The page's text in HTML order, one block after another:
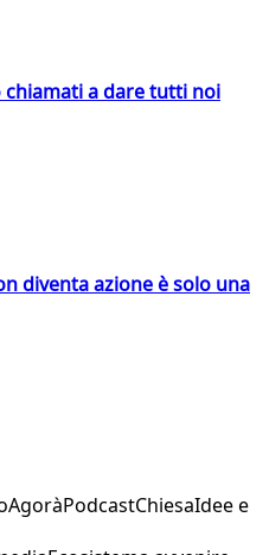
a dare tutti noi
diventa azione è solo una
AgoràPodcastChiesaIdee e